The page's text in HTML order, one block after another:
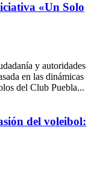
«Un Solo
y autoridades
en las dinámicas
del Club Puebla...
del voleibol: